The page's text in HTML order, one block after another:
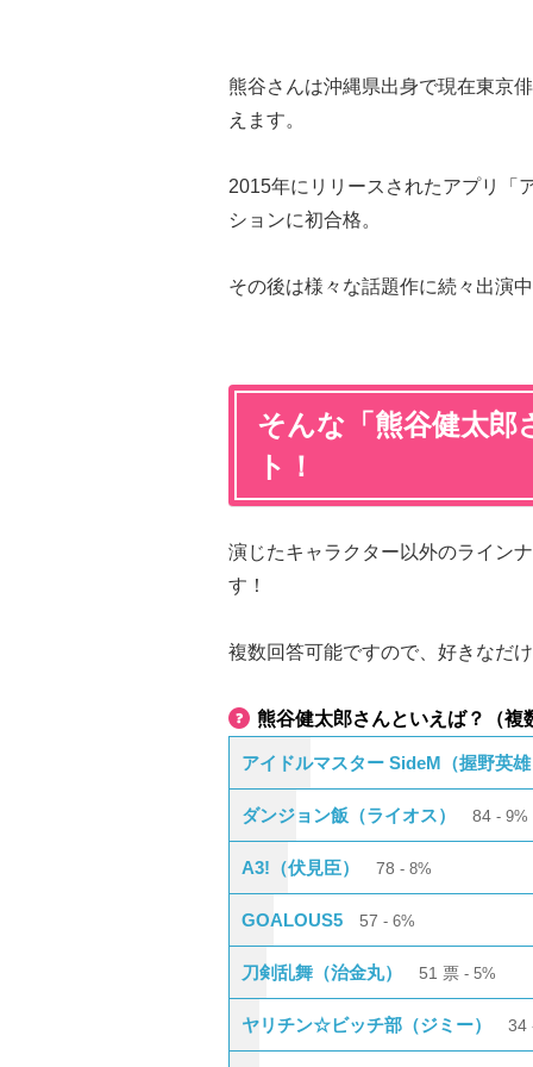
熊谷さんは沖縄県出身で現在東京
えます。
2015年にリリースされたアプリ「
ションに初合格。
その後は様々な話題作に続々出演
そんな「熊谷健太郎
ト！
演じたキャラクター以外のライン
す！
複数回答可能ですので、好きなだ
熊谷健太郎さんといえば？（複
アイドルマスター SideM（握野英
ダンジョン飯（ライオス） 84 9%
A3!（伏見臣） 78 8%
GOALOUS5 57 6%
刀剣乱舞（治金丸） 51 票 5%
ヤリチン☆ビッチ部（ジミー） 34